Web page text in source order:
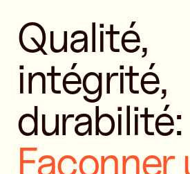
Qualité,
intégrité,
Façonner